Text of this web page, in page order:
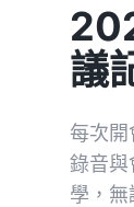
議
每次開
錄音與
學，